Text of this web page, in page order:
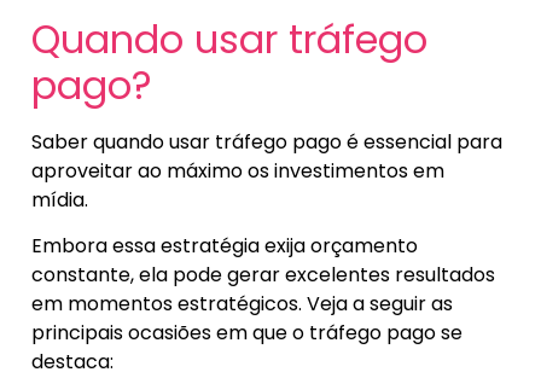
Quando usar tráfego
pago?
Saber quando usar tráfego pago é essencial para
aproveitar ao máximo os investimentos em
mídia.
Embora essa estratégia exija orçamento
constante, ela pode gerar excelentes resultados
em momentos estratégicos. Veja a seguir as
principais ocasiões em que o tráfego pago se
destaca: